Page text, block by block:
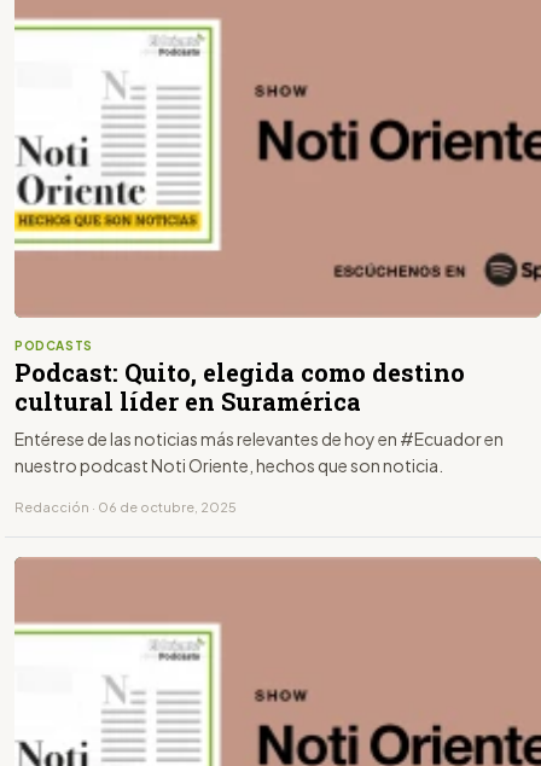
PODCASTS
Podcast: Quito, elegida como destino
cultural líder en Suramérica
Entérese de las noticias más relevantes de hoy en #Ecuador en
nuestro podcast Noti Oriente, hechos que son noticia.
Redacción · 06 de octubre, 2025